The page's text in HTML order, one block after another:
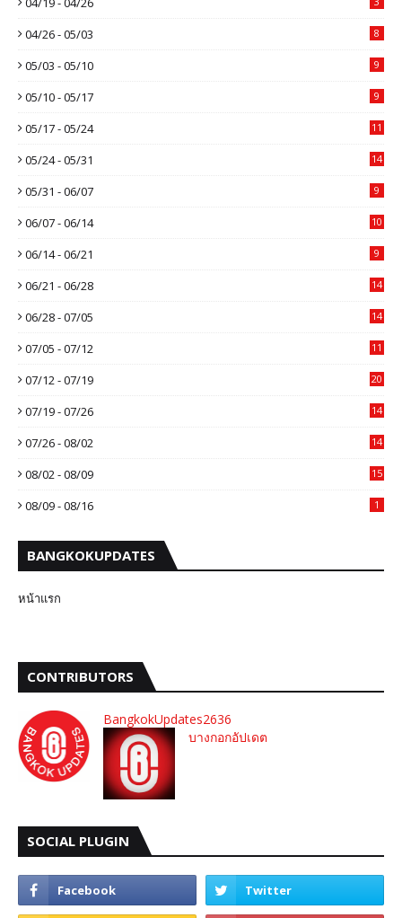
04/26 - 05/03 8
05/03 - 05/10 9
05/10 - 05/17 9
05/17 - 05/24 11
05/24 - 05/31 14
05/31 - 06/07 9
06/07 - 06/14 10
06/14 - 06/21 9
06/21 - 06/28 14
06/28 - 07/05 14
07/05 - 07/12 11
07/12 - 07/19 20
07/19 - 07/26 14
07/26 - 08/02 14
08/02 - 08/09 15
08/09 - 08/16 1
BANGKOKUPDATES
หน้าแรก
CONTRIBUTORS
BangkokUpdates2636
บางกอกอัปเดต
SOCIAL PLUGIN